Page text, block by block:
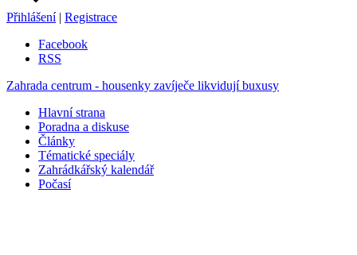
Přihlášení | Registrace
Facebook
RSS
Zahrada centrum - housenky zavíječe likvidují buxusy
Hlavní strana
Poradna a diskuse
Články
Tématické speciály
Zahrádkářský kalendář
Počasí